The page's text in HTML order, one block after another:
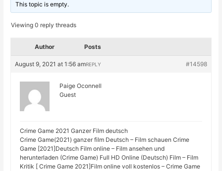
This topic is empty.
Viewing 0 reply threads
Author Posts
August 9, 2021 at 1:56 am #14598
REPLY
Paige Oconnell
Guest
Crime Game 2021 Ganzer Film deutsch
Crime Game(2021) ganzer film Deutsch – Film schauen Crime
Game [2021]Deutsch Film online – Film ansehen und
herunterladen (Crime Game) Full HD Online (Deutsch) Film – Film
Kritik [ Crime Game 2021]Film online voll kostenlos – Crime Game